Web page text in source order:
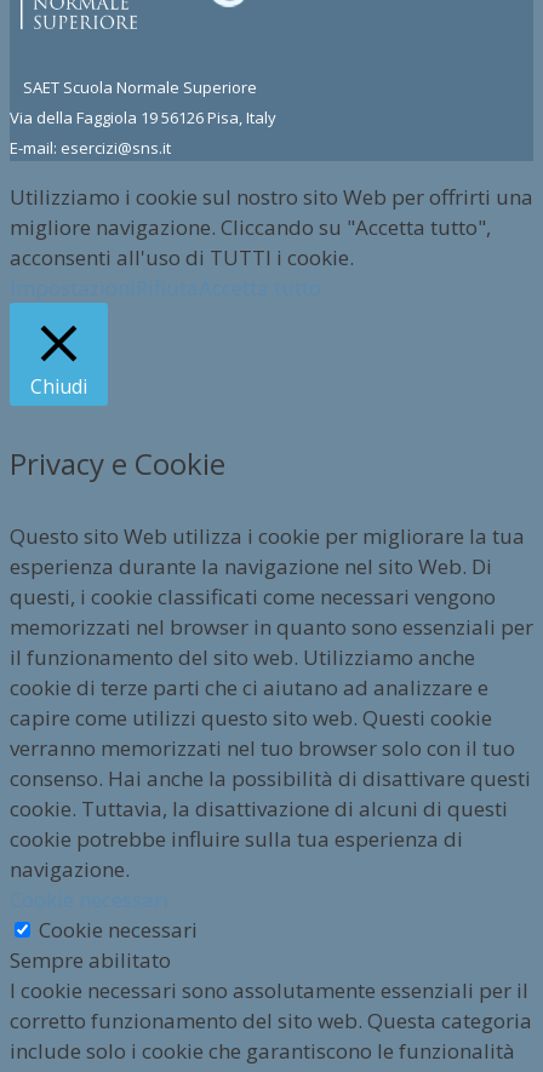
SAET Scuola Normale Superiore
Via della Faggiola 19 56126 Pisa, Italy
E-mail: esercizi@sns.it
Utilizziamo i cookie sul nostro sito Web per offrirti una
migliore navigazione. Cliccando su "Accetta tutto",
acconsenti all'uso di TUTTI i cookie.
Chiudi
Privacy e Cookie
Questo sito Web utilizza i cookie per migliorare la tua
esperienza durante la navigazione nel sito Web. Di
questi, i cookie classificati come necessari vengono
memorizzati nel browser in quanto sono essenziali per
il funzionamento del sito web. Utilizziamo anche
cookie di terze parti che ci aiutano ad analizzare e
capire come utilizzi questo sito web. Questi cookie
verranno memorizzati nel tuo browser solo con il tuo
consenso. Hai anche la possibilità di disattivare questi
cookie. Tuttavia, la disattivazione di alcuni di questi
cookie potrebbe influire sulla tua esperienza di
navigazione.
Cookie necessari
Sempre abilitato
I cookie necessari sono assolutamente essenziali per il
corretto funzionamento del sito web. Questa categoria
include solo i cookie che garantiscono le funzionalità